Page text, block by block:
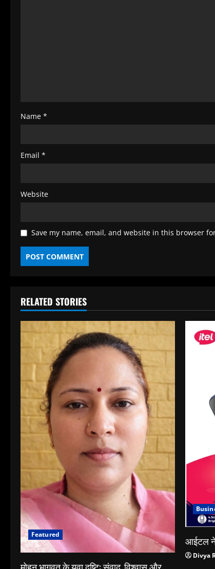
g
Name *
Email *
Website
Save my name, email, and website in this browser
RELATED STORIES
Featured आईटल ने
Divya